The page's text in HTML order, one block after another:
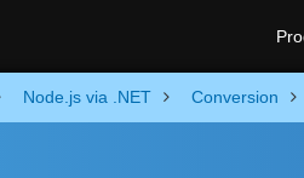
Node.js via .NET Conversion